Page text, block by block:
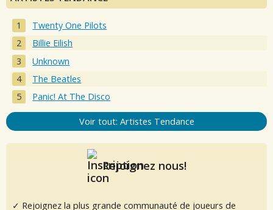
Twenty One Pilots
Billie Eilish
Unknown
The Beatles
Panic! At The Disco
Voir tout: Artistes Tendance
Rejoignez nous!
✓ Rejoignez la plus grande communauté de joueurs de